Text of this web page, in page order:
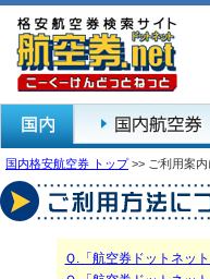
国内格安航空券 トップ>> ご利用案
Ｑ.「航空券ドットネッ